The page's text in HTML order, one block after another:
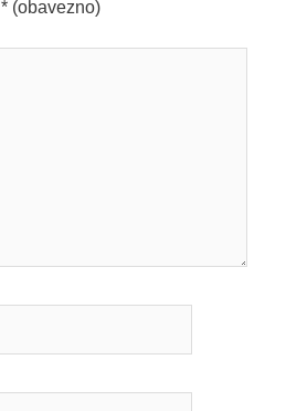
* (obavezno)